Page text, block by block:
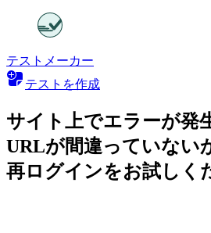
テストメーカー
テストを作成
サイト上でエラーが発
URLが間違っていない
再ログインをお試しく